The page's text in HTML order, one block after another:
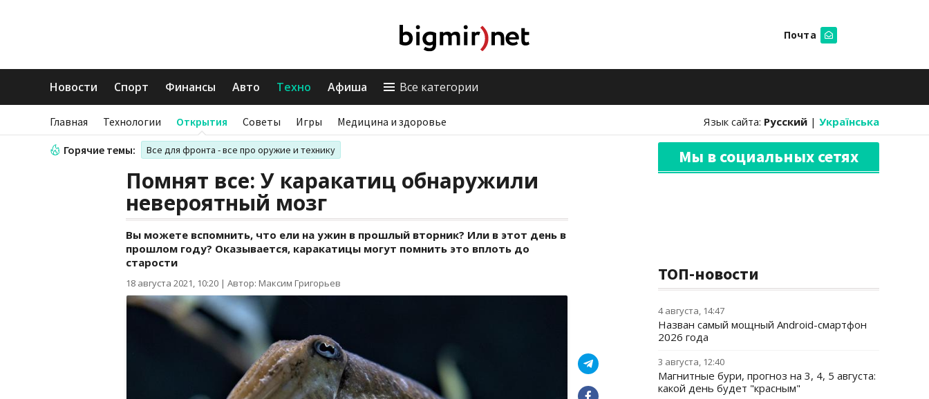
Почта
Новости Спорт Финансы Авто Техно Афиша Все категории
Главная Технологии Открытия Советы Игры Медицина и здоровье Язык сайта: Русский | Українська
Горячие темы: Все для фронта - все про оружие и технику
Помнят все: У каракатиц обнаружили
невероятный мозг
Вы можете вспомнить, что ели на ужин в прошлый вторник? Или в этот день в
прошлом году? Оказывается, каракатицы могут помнить это вплоть до
старости
18 августа 2021, 10:20 | Автор: Максим Григорьев
Мы в социальных сетях
ТОП-новости
4 августа, 14:47
Назван самый мощный Android-смартфон
2026 года
3 августа, 12:40
Магнитные бури, прогноз на 3, 4, 5 августа:
какой день будет "красным"